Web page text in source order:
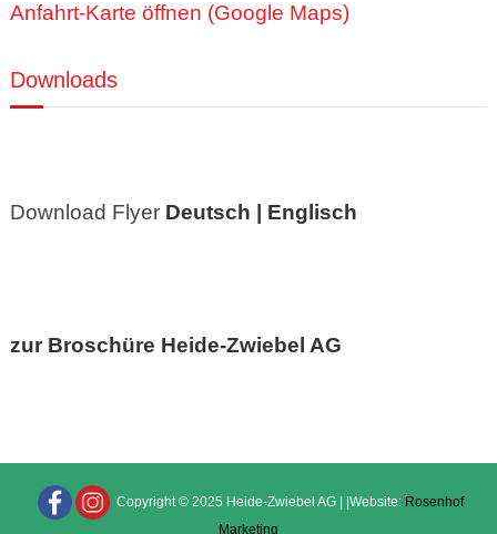
Anfahrt-Karte öffnen (Google Maps)
Downloads
Download FlyerDeutsch | Englisch
zur Broschüre Heide-Zwiebel AG
Copyright © 2025 Heide-Zwiebel AG | |Website: Rosenhof
Marketing